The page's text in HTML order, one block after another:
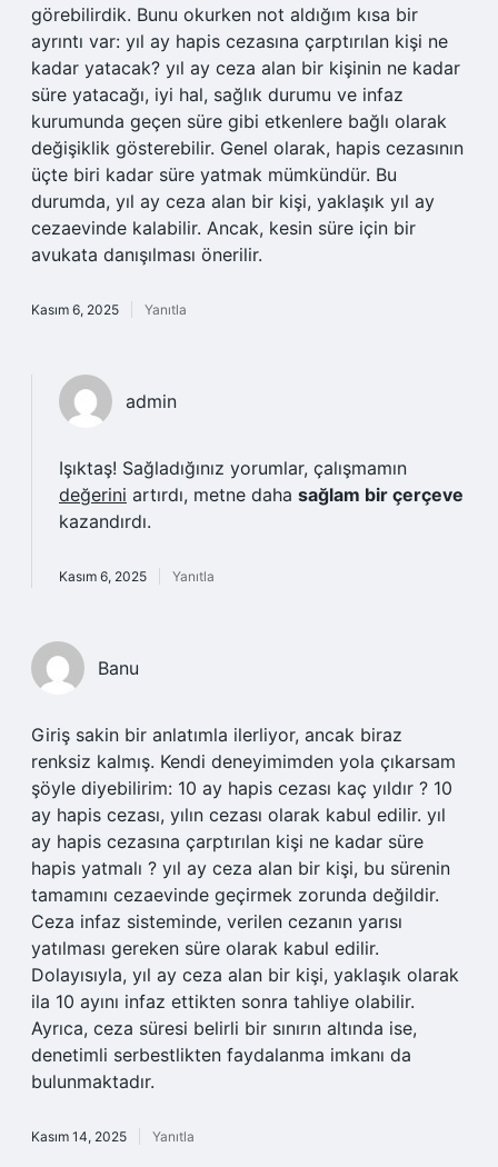
görebilirdik. Bunu okurken not aldığım kısa bir
ayrıntı var: yıl ay hapis cezasına çarptırılan kişi ne
kadar yatacak? yıl ay ceza alan bir kişinin ne kadar
süre yatacağı, iyi hal, sağlık durumu ve infaz
kurumunda geçen süre gibi etkenlere bağlı olarak
değişiklik gösterebilir. Genel olarak, hapis cezasının
üçte biri kadar süre yatmak mümkündür. Bu
durumda, yıl ay ceza alan bir kişi, yaklaşık yıl ay
cezaevinde kalabilir. Ancak, kesin süre için bir
avukata danışılması önerilir.
Kasım 6, 2025 Yanıtla
admin
Işıktaş! Sağladığınız yorumlar, çalışmamın
değerini artırdı, metne daha sağlam bir çerçeve
kazandırdı.
Kasım 6, 2025 Yanıtla
Banu
Giriş sakin bir anlatımla ilerliyor, ancak biraz
renksiz kalmış. Kendi deneyimimden yola çıkarsam
şöyle diyebilirim: 10 ay hapis cezası kaç yıldır ? 10
ay hapis cezası, yılın cezası olarak kabul edilir. yıl
ay hapis cezasına çarptırılan kişi ne kadar süre
hapis yatmalı ? yıl ay ceza alan bir kişi, bu sürenin
tamamını cezaevinde geçirmek zorunda değildir.
Ceza infaz sisteminde, verilen cezanın yarısı
yatılması gereken süre olarak kabul edilir.
Dolayısıyla, yıl ay ceza alan bir kişi, yaklaşık olarak
ila 10 ayını infaz ettikten sonra tahliye olabilir.
Ayrıca, ceza süresi belirli bir sınırın altında ise,
denetimli serbestlikten faydalanma imkanı da
bulunmaktadır.
Kasım 14, 2025 Yanıtla